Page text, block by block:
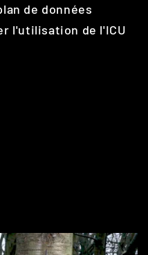
de données
l'utilisation de l'ICU